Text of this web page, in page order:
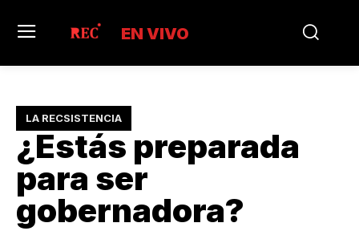
EN VIVO
LA RECSISTENCIA
¿Estás preparada
para ser
gobernadora?